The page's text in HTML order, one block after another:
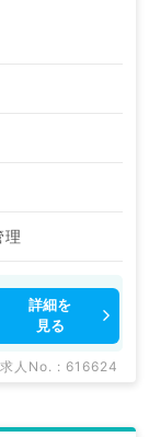
理
詳細を
見る
求人No. : 616624